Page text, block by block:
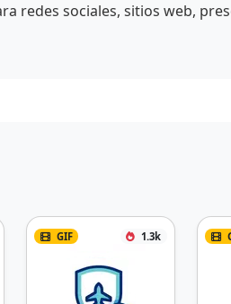
redes sociales, sitios web,
GIF 1.3k